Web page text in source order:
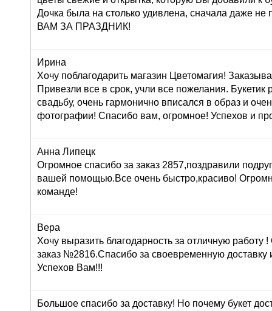
Дочка была на столько удивлена, сначала даже
ВАМ ЗА ПРАЗДНИК!
Ирина
Хочу поблагодарить магазин Цветомагия!
Привезли все в срок, учли все пожелания. Букетик
свадьбу, очень гармонично вписался в образ и
фотографии! Спасибо вам, огромное! Успехов и
Анна Липецк
Огромное спасибо за заказ 2857,поздравили
вашей помощью.Все очень быстро,красиво!
команде!
Вера
Хочу выразить благодарность за отличную
заказ №2816.Спасибо за своевременную
Успехов Вам!!!
Большое спасибо за доставку! Но почему букет